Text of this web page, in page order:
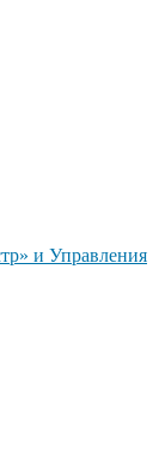
и Управления